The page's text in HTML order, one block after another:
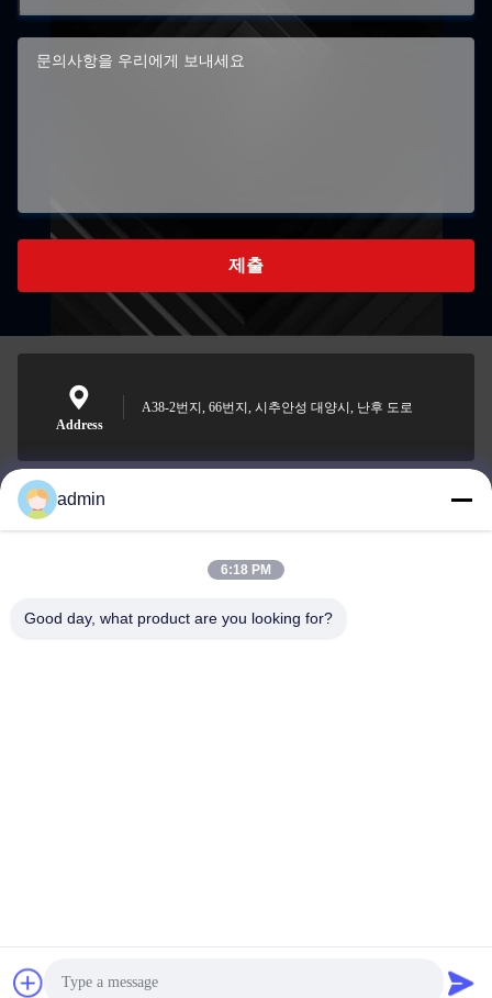
가장 좋은 가격 을 구하라
제출
Address
A38-2번지, 66번지, 시추안성 대양시, 난후 도로
Nero@enlaibio.com
SICHUAN HONGRI PAHRM-TECH CO., LTD
admin
6:18 PM
Good day, what product are you looking for?